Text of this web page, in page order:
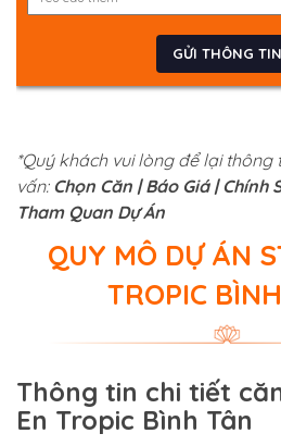
*Quý khách vui lòng để lại
vấn: Chọn Căn | Báo Giá | Chính
Tham Quan Dự Án
QUY MÔ DỰ ÁN
TROPIC
Thông tin chi tiết
En Tropic Bình Tân